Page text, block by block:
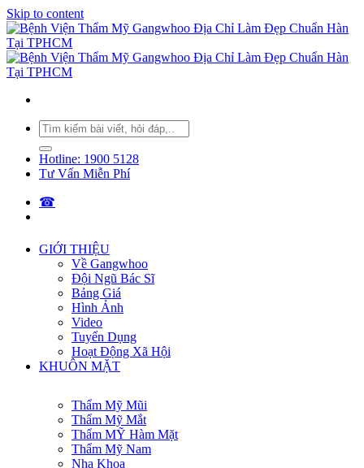
Skip to content
Hotline: 1900 5128
Tư Vấn Miễn Phí
☎︎
GIỚI THIỆU
Về Gangwhoo
Đội Ngũ Bác Sĩ
Bảng Giá
Hình Ảnh
Video
Tuyển Dụng
Hoạt Động Xã Hội
KHUÔN MẶT
Thẩm Mỹ Mũi
Thẩm Mỹ Mắt
Thẩm MỸ Hàm Mặt
Thẩm Mỹ Nam
Nha Khoa